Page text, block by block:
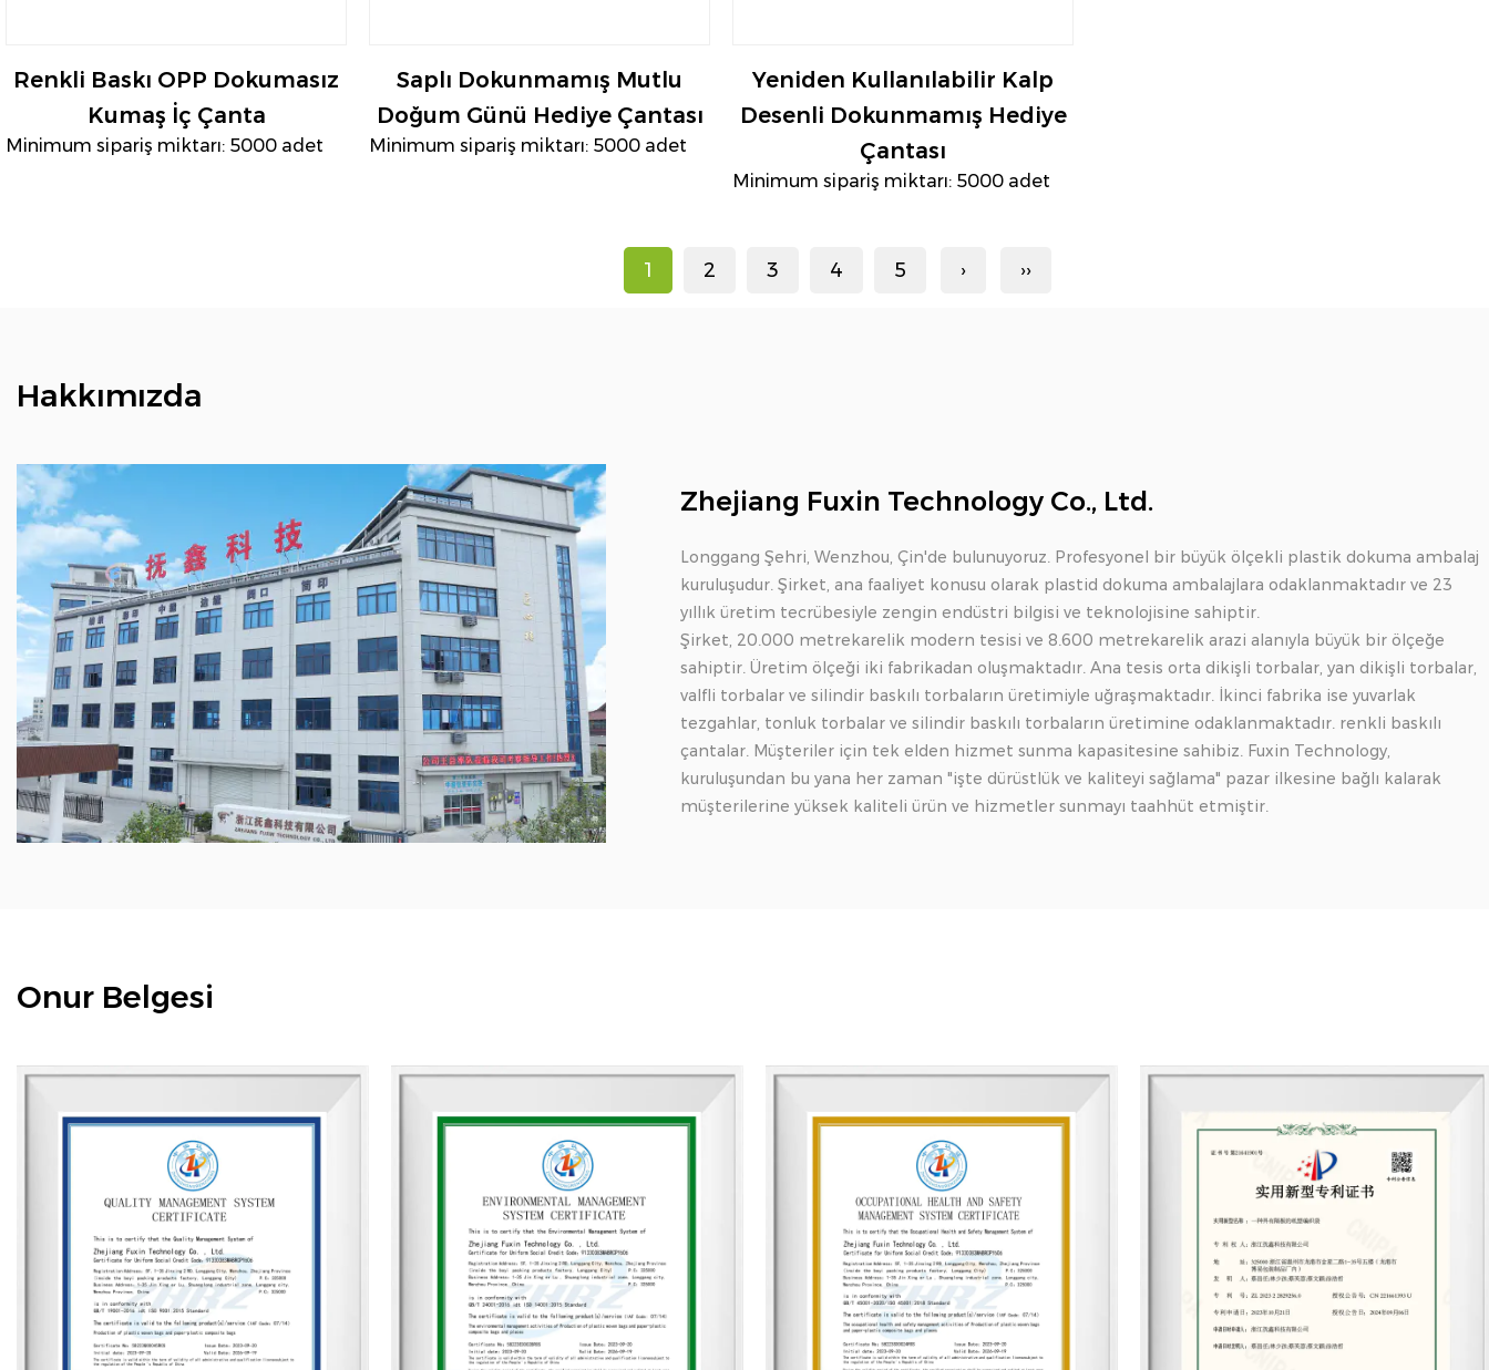
Renkli Baskı OPP Dokumasız
Kumaş İç Çanta
Minimum sipariş miktarı: 5000 adet
Saplı Dokunmamış Mutlu
Doğum Günü Hediye Çantası
Minimum sipariş miktarı: 5000 adet
Yeniden Kullanılabilir Kalp
Desenli Dokunmamış Hediye
Çantası
Minimum sipariş miktarı: 5000 adet
1 2 3 4 5 › ››
Hakkımızda
Zhejiang Fuxin Technology Co., Ltd.
Longgang Şehri, Wenzhou, Çin'de bulunuyoruz. Profesyonel bir büyük ölçekli plastik dokuma ambalaj
kuruluşudur. Şirket, ana faaliyet konusu olarak plastid dokuma ambalajlara odaklanmaktadır ve 23
yıllık üretim tecrübesiyle zengin endüstri bilgisi ve teknolojisine sahiptir.
Şirket, 20.000 metrekarelik modern tesisi ve 8.600 metrekarelik arazi alanıyla büyük bir ölçeğe
sahiptir. Üretim ölçeği iki fabrikadan oluşmaktadır. Ana tesis orta dikişli torbalar, yan dikişli torbalar,
valfli torbalar ve silindir baskılı torbaların üretimiyle uğraşmaktadır. İkinci fabrika ise yuvarlak
tezgahlar, tonluk torbalar ve silindir baskılı torbaların üretimine odaklanmaktadır. renkli baskılı
çantalar. Müşteriler için tek elden hizmet sunma kapasitesine sahibiz. Fuxin Technology,
kuruluşundan bu yana her zaman "işte dürüstlük ve kaliteyi sağlama" pazar ilkesine bağlı kalarak
müşterilerine yüksek kaliteli ürün ve hizmetler sunmayı taahhüt etmiştir.
Onur Belgesi